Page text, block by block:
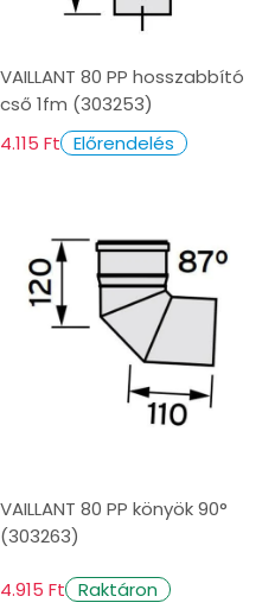
VAILLANT 80 PP hosszabbító
cső 1fm (303253)
4.115 Ft Előrendelés
VAILLANT 80 PP könyök 90°
(303263)
4.915 Ft Raktáron